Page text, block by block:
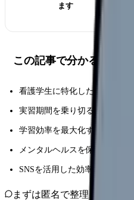
ます
この記事で分かること
看護学生に特化した効果的な
実習期間を乗り切るための実
学習効率を最大化するための
メンタルヘルスを保ちながら
SNSを活用した効率的な情報
まずは匿名で整理